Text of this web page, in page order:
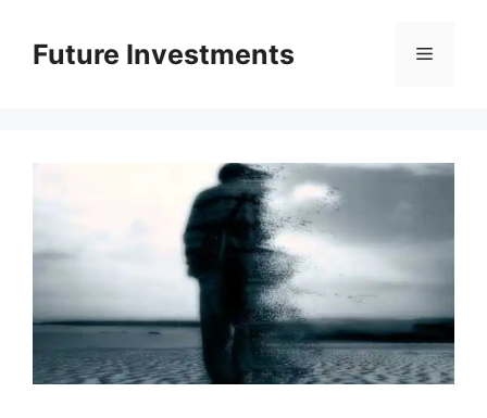
вмістуFuture Investments Меню